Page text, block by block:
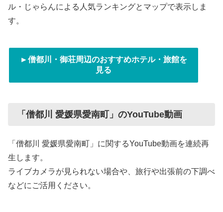
ル・じゃらんによる人気ランキングとマップで表示しま
す。
►僧都川・御荘周辺のおすすめホテル・旅館を
見る
「僧都川 愛媛県愛南町」のYouTube動画
「僧都川 愛媛県愛南町」に関するYouTube動画を連続再
生します。
ライブカメラが見られない場合や、旅行や出張前の下調べ
などにご活用ください。